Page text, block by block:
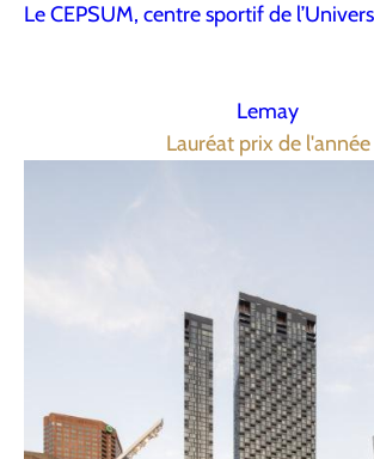
Le CEPSUM, centre sportif de
Lemay
Lauréat prix de l'année